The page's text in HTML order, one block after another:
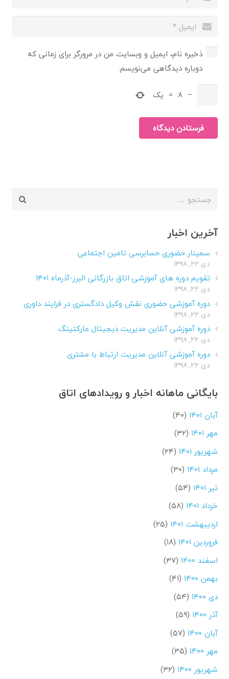
ذخیره نام، ایمیل و وبسایت من در مرورگر برای زمانی که
دوباره دیدگاهی می‌نویسم.
−
8
= یک
فرستادن دیدگاه
جستجو
آخرین اخبار
سمینار حضوری حسابرسی تامین اجتماعی
دی ۲۲, ۱۳۹۸
تقویم دوره های آموزشی اتاق بازرگانی البرز-آذرماه ۱۴۰۱
دی ۲۲, ۱۳۹۸
دوره آموزشی حضوری نقش وکیل دادگستری در فرایند داوری
دی ۲۲, ۱۳۹۸
دوره آموزشی آنلاین مدیریت دیجیتال مارکتینگ
دی ۲۲, ۱۳۹۸
دوره آموزشی آنلاین مدیریت ارتباط با مشتری
دی ۲۲, ۱۳۹۸
بایگانی ماهانه اخبار و رویدادهای اتاق
آبان ۱۴۰۱
(۴۰)
مهر ۱۴۰۱
(۳۲)
شهریور ۱۴۰۱
(۲۴)
مرداد ۱۴۰۱
(۳۰)
تیر ۱۴۰۱
(۵۴)
خرداد ۱۴۰۱
(۵۸)
اردیبهشت ۱۴۰۱
(۲۵)
فروردین ۱۴۰۱
(۱۸)
اسفند ۱۴۰۰
(۳۷)
بهمن ۱۴۰۰
(۴۱)
دی ۱۴۰۰
(۵۴)
آذر ۱۴۰۰
(۵۹)
آبان ۱۴۰۰
(۵۷)
مهر ۱۴۰۰
(۳۵)
شهریور ۱۴۰۰
(۳۲)